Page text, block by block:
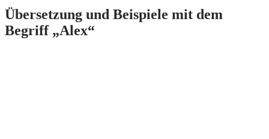
Übersetzung und Beispiele mit dem
Begriff „Alex“